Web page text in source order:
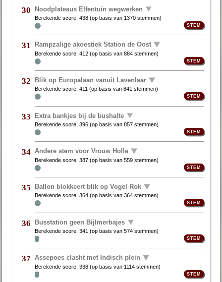
30 Noodplateaus Elfentuin wegwerken
Berekende score:438 (op basis van 1370 stemmen)
31 Rampzalige akoestiek Station de Oost
Berekende score:412 (op basis van884 stemmen)
32 Blik op Europalaan vanuit Lavenlaar
Berekende score:411 (op basis van841 stemmen)
33 Extra bankjes bij de bushalte
Berekende score:396 (op basis van857 stemmen)
34 Andere stem voor Vrouw Holle
Berekende score:387 (op basis van559 stemmen)
35 Ballon blokkeert blik op Vogel Rok
Berekende score:364 (op basis van364 stemmen)
36 Busstation geen Bijlmerbajes
Berekende score:341 (op basis van574 stemmen)
37 Assepoes clasht met Indisch plein
Berekende score:338 (op basis van 1114 stemmen)